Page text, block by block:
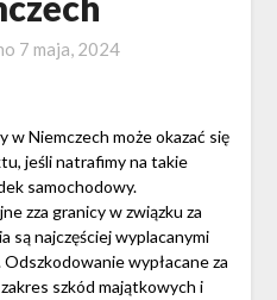
7 maja, 2024
w Niemczech może okazać się
jeśli natrafimy na takie
samochodowy.
zza granicy w związku za
są najczęściej wyplacanymi
wypłacane za
szkód majątkowych i